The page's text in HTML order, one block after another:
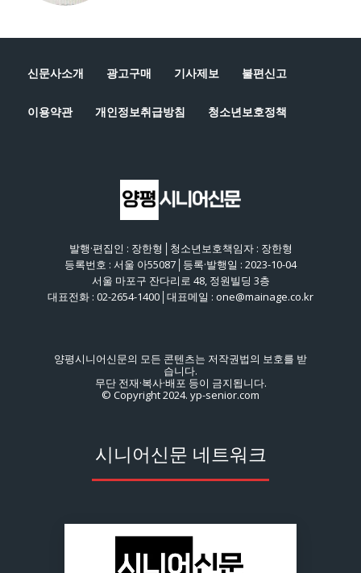
신문사소개 광고구매 기사제보 불편신고
이용약관 개인정보취급방침 청소년보호정책
발행·편집인 : 장한형│청소년보호책임자 : 장한형
등록번호 : 서울 아55087│등록·발행일 : 2023-10-04
서울 마포구 잔다리로 48, 정원빌딩 3층
대표전화 : 02-2654-1400│대표메일 : one@mainage.co.kr
양평시니어신문의 모든 콘텐츠는 저작권법의 보호를 받
습니다.
무단 전재·복사·배포 등이 금지됩니다.
© Copyright 2024. yp-senior.com
시니어신문 네트워크